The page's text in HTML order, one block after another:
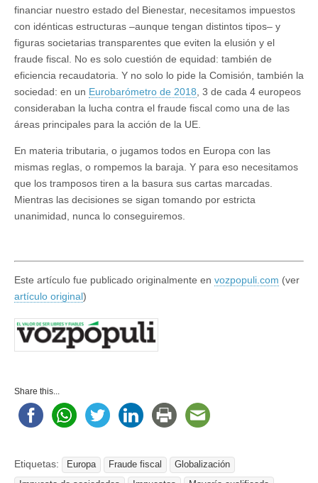
financiar nuestro estado del Bienestar, necesitamos impuestos
con idénticas estructuras –aunque tengan distintos tipos– y
figuras societarias transparentes que eviten la elusión y el
fraude fiscal. No es solo cuestión de equidad: también de
eficiencia recaudatoria. Y no solo lo pide la Comisión, también la
sociedad: en un Eurobarómetro de 2018 , 3 de cada 4 europeos
consideraban la lucha contra el fraude fiscal como una de las
áreas principales para la acción de la UE.
En materia tributaria, o jugamos todos en Europa con las
mismas reglas, o rompemos la baraja. Y para eso necesitamos
que los tramposos tiren a la basura sus cartas marcadas.
Mientras las decisiones se sigan tomando por estricta
unanimidad, nunca lo conseguiremos.
Este artículo fue publicado originalmente en vozpopuli.com (ver
artículo original)
Share this...
Etiquetas: Europa Fraude fiscal
Globalización